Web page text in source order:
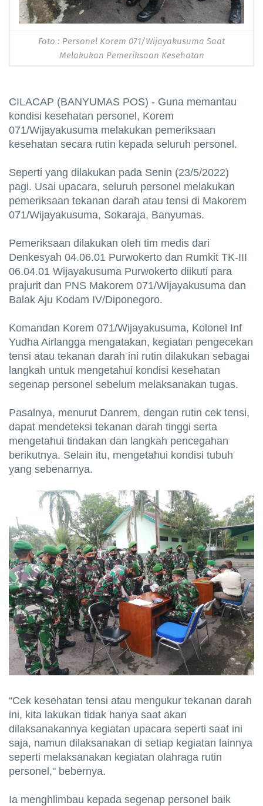
Foto : Personel Korem 071/Wijayakusuma Saat
Melakukan Pemeriksaan Kesehatan
CILACAP (BANYUMAS POS) - Guna memantau
kondisi kesehatan personel, Korem
071/Wijayakusuma melakukan pemeriksaan
kesehatan secara rutin kepada seluruh personel.
Seperti yang dilakukan pada Senin (23/5/2022)
pagi. Usai upacara, seluruh personel melakukan
pemeriksaan tekanan darah atau tensi di Makorem
071/Wijayakusuma, Sokaraja, Banyumas.
Pemeriksaan dilakukan oleh tim medis dari
Denkesyah 04.06.01 Purwokerto dan Rumkit TK-III
06.04.01 Wijayakusuma Purwokerto diikuti para
prajurit dan PNS Makorem 071/Wijayakusuma dan
Balak Aju Kodam IV/Diponegoro.
Komandan Korem 071/Wijayakusuma, Kolonel Inf
Yudha Airlangga mengatakan, kegiatan pengecekan
tensi atau tekanan darah ini rutin dilakukan sebagai
langkah untuk mengetahui kondisi kesehatan
segenap personel sebelum melaksanakan tugas.
Pasalnya, menurut Danrem, dengan rutin cek tensi,
dapat mendeteksi tekanan darah tinggi serta
mengetahui tindakan dan langkah pencegahan
berikutnya. Selain itu, mengetahui kondisi tubuh
yang sebenarnya.
“Cek kesehatan tensi atau mengukur tekanan darah
ini, kita lakukan tidak hanya saat akan
dilaksanakannya kegiatan upacara seperti saat ini
saja, namun dilaksanakan di setiap kegiatan lainnya
seperti melaksanakan kegiatan olahraga rutin
personel," bebernya.
Ia menghlimbau kepada segenap personel baik